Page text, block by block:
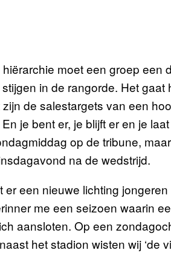
moet een groep een
in de rangorde. Het
de salestargets van een
En je bent er, je blijft er en je
op de tribune,
na de wedstrijd.
er een nieuwe lichting
me een seizoen waarin
aansloten. Op een
het stadion wisten wij ‘de